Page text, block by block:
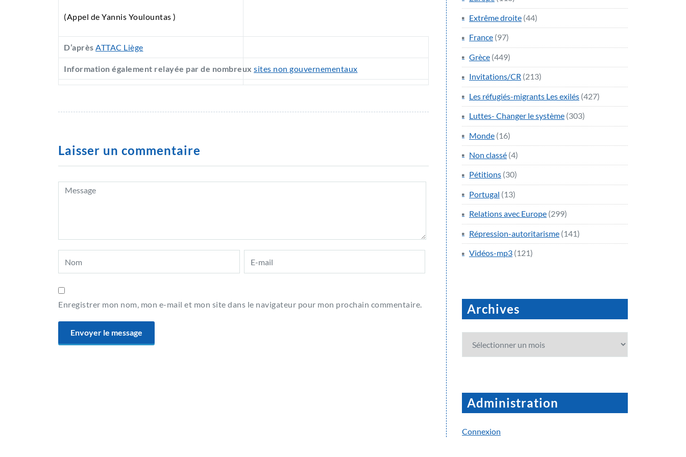
(Appel de Yannis Youlountas )
D’après ATTAC Liège
Information également relayée par de nombreux sites non gouvernementaux
Laisser un commentaire
Enregistrer mon nom, mon e-mail et mon site dans le navigateur pour mon prochain commentaire.
Extrême droite (44)
France (97)
Grèce (449)
Invitations/CR (213)
Les réfugiés-migrants Les exilés (427)
Luttes- Changer le système (303)
Monde (16)
Non classé (4)
Pétitions (30)
Portugal (13)
Relations avec Europe (299)
Répression-autoritarisme (141)
Vidéos-mp3 (121)
Archives
Administration
Connexion